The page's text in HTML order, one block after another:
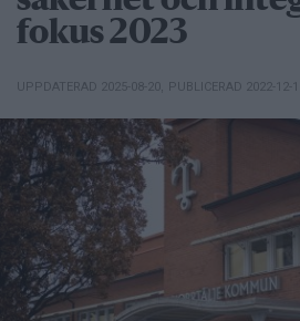
fokus 2023
UPPDATERAD 2025-08-20 PUBLICERAD 2022-12-